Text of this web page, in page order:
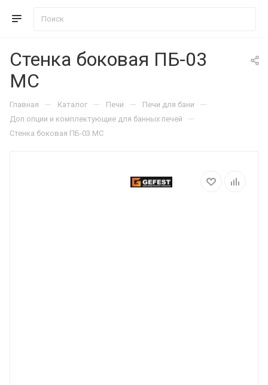
Стенка боковая ПБ-03
МС
Главная — Каталог — Печи — Печи для бани —
Доп.опции и комплектующие для банных печей —
Стенка боковая ПБ-03 МС